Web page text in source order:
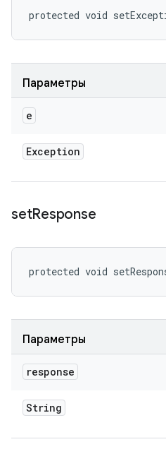
protected void
Параметры
e
Exception
setResponse
protected void
Параметры
response
String